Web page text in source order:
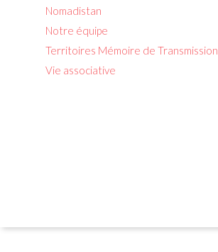
Nomadistan
Notre équipe
Territoires Mémoire de Transmission
Vie associative